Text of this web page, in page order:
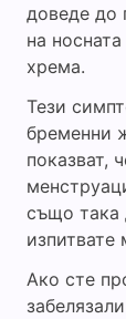
доведе до
на
хрема.
Тези
бременни
показват,
също така
изпитвате
Ако сте